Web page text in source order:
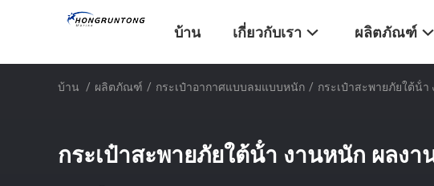
บ้าน เกี่ยวกับเรา ผลิตภัณฑ์
บ้าน / ผลิตภัณฑ์ / กระเป๋าอากาศแบบลมแบบหนัก / กระเป๋าสะพายภัยใต้น้ํ
กระเป๋าสะพายภัยใต้น้ํา งานหนัก ผลงา